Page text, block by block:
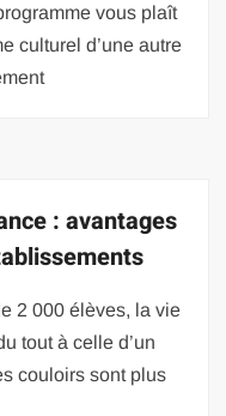
vous plaît
culturel d’une autre
: avantages
2 000 élèves, la vie
tout à celle d’un
couloirs sont plus